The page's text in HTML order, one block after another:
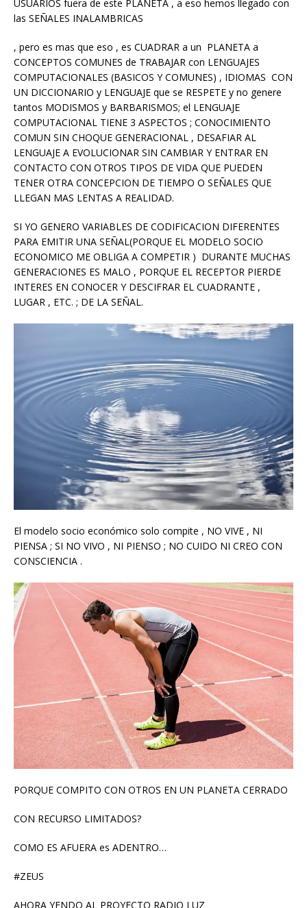
USUARIOS fuera de este PLANETA , a eso hemos llegado con
las SEÑALES INALAMBRICAS
, pero es mas que eso , es CUADRAR a un PLANETA a
CONCEPTOS COMUNES de TRABAJAR con LENGUAJES
COMPUTACIONALES (BASICOS Y COMUNES) , IDIOMAS CON
UN DICCIONARIO y LENGUAJE que se RESPETE y no genere
tantos MODISMOS y BARBARISMOS; el LENGUAJE
COMPUTACIONAL TIENE 3 ASPECTOS ; CONOCIMIENTO
COMUN SIN CHOQUE GENERACIONAL , DESAFIAR AL
LENGUAJE A EVOLUCIONAR SIN CAMBIAR Y ENTRAR EN
CONTACTO CON OTROS TIPOS DE VIDA QUE PUEDEN
TENER OTRA CONCEPCION DE TIEMPO O SEÑALES QUE
LLEGAN MAS LENTAS A REALIDAD.
SI YO GENERO VARIABLES DE CODIFICACION DIFERENTES
PARA EMITIR UNA SEÑAL(PORQUE EL MODELO SOCIO
ECONOMICO ME OBLIGA A COMPETIR ) DURANTE MUCHAS
GENERACIONES ES MALO , PORQUE EL RECEPTOR PIERDE
INTERES EN CONOCER Y DESCIFRAR EL CUADRANTE ,
LUGAR , ETC. ; DE LA SEÑAL.
El modelo socio económico solo compite , NO VIVE , NI
PIENSA ; SI NO VIVO , NI PIENSO ; NO CUIDO NI CREO CON
CONSCIENCIA .
PORQUE COMPITO CON OTROS EN UN PLANETA CERRADO
CON RECURSO LIMITADOS?
COMO ES AFUERA es ADENTRO…
#ZEUS
AHORA YENDO AL PROYECTO RADIO LUZ